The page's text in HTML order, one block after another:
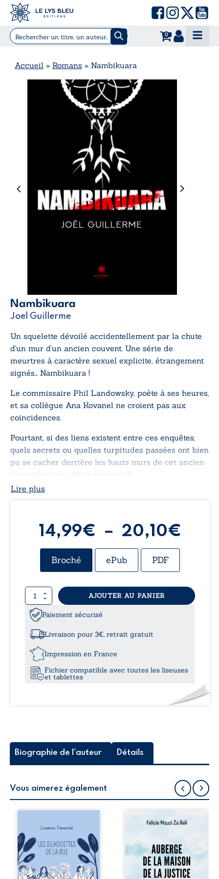
0
Accueil » Romans » Nambikuara
Nambikuara
Joel Guillerme
Un squelette dévoilé accidentellement par la chute
d’un mur d’un ancien couvent. Une série de
meurtres à caractère sexuel explicite, étrangement
signés… Nambikuara !
Le commissaire Phil Landowsky, poète à ses heures,
et sa collègue Ana Kovanel ne croient pas aux
coïncidences.
Pourtant, si des liens existent entre ces enquêtes,
quels secrets ou quelles turpitudes passées ont bien
pu se cacher derrière les hauts murs de cet ancien
monastère pour filles perdues ?
Lire plus
14,99€ – 20,10€
Broché ePub PDF
quantité
de
Nambikuara
AJOUTER AU PANIER
Paiement sécurisé
Livraison pour 3€, retrait gratuit
Impression en France
Fichier compatible avec toutes les liseuses
et tablettes
Biographie de l'auteur Détails
Vous aimerez également
la rue donne la
parole à six
personnages
ordinaires,
traversés par des
pensées, des
Auberge de la
récit-témoignage
consacré au
parcours
exemplaire de